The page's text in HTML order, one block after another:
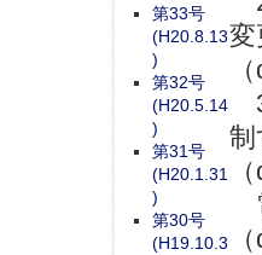
第33号
(H20.8.13
)
第32号
(H20.5.14
)
第31号
(H20.1.31
)
第30号
(H19.10.3